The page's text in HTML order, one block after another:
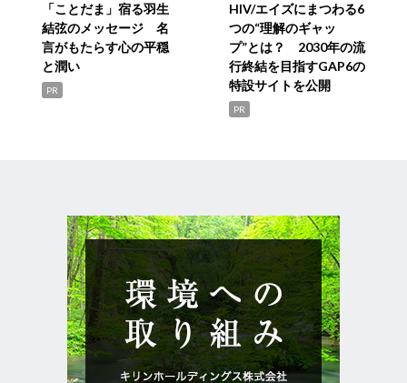
「ことだま」宿る羽生
結弦のメッセージ 名
言がもたらす心の平穏
と潤い
PR
HIV/エイズにまつわる6
つの“理解のギャッ
プ”とは？ 2030年の流
行終結を目指すGAP6の
特設サイトを公開
PR